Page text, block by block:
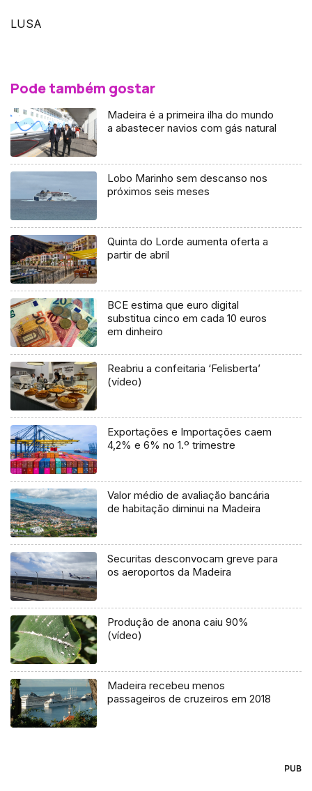
LUSA
Pode também gostar
Madeira é a primeira ilha do mundo
a abastecer navios com gás natural
Lobo Marinho sem descanso nos
próximos seis meses
Quinta do Lorde aumenta oferta a
partir de abril
BCE estima que euro digital
substitua cinco em cada 10 euros
em dinheiro
Reabriu a confeitaria ‘Felisberta’
(vídeo)
Exportações e Importações caem
4,2% e 6% no 1.º trimestre
Valor médio de avaliação bancária
de habitação diminui na Madeira
Securitas desconvocam greve para
os aeroportos da Madeira
Produção de anona caiu 90%
(vídeo)
Madeira recebeu menos
passageiros de cruzeiros em 2018
PUB